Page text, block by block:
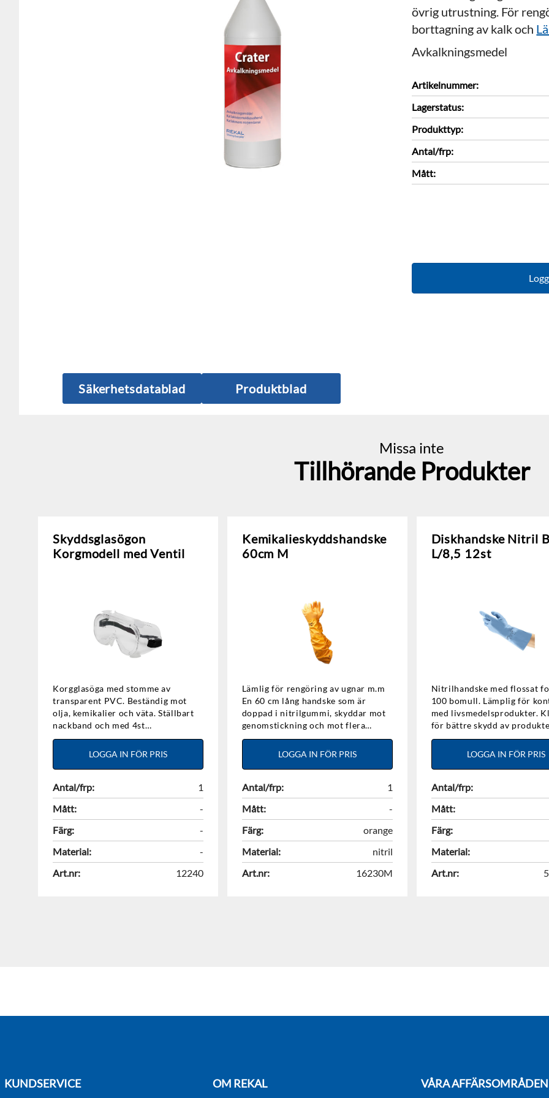
övrig utrustning. För
borttagning av kalk och
Avkalkningsmedel
Artikelnummer:
Lagerstatus:
Produkttyp:
Antal/frp:
Mått:
Säkerhetsdatablad Produktblad
Missa inte
Tillhörande Produkter
Skyddsglasögon
Korgmodell med Ventil
Korgglasöga med stomme av
transparent PVC. Beständig mot
olja, kemikalier och väta. Ställbart
nackband och med 4st
ventilationshål. Kan bäras utanpå
egna glasögon. Lins av
CE-märkt.
LOGGA IN FÖR PRIS
Antal/frp:
1
Mått:
-
Färg:
-
Material:
-
Art.nr:
12240
Kemikalieskyddshandske
60cm M
Lämlig för rengöring av ugnar m.m
En 60 cm lång handske som är
doppad i nitrilgummi, skyddar mot
genomstickning och mot flera
kemikalier. Den har en sandad
greppyta för bästa grepp och foder i
LOGGA IN FÖR PRIS
Antal/frp:
1
Mått:
-
Färg:
orange
Material:
nitril
Art.nr:
16230M
Diskhandske Nitril
L/8,5 12st
Nitrilhandske med flossat
100 bomull. Lämplig för kontakt
med livsmedelsprodukter.
för bättre skydd av
som hanteras. Enkel på- och
avtagning. Mycket bra motstånd
utmärkt fingerkänsla.
par/påse.
LOGGA IN FÖR PRIS
Antal/frp:
Mått:
Färg:
Material:
Art.nr:
KUNDSERVICE OM REKAL VÅRA AFFÄRSOMRÅDEN